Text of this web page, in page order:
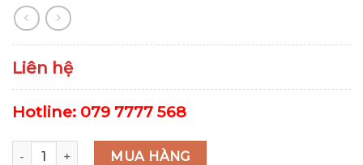
Liên hệ
Hotline: 079 7777 568
Mã MT08 - Cảnh Việt Nam quantity
MUA HÀNG